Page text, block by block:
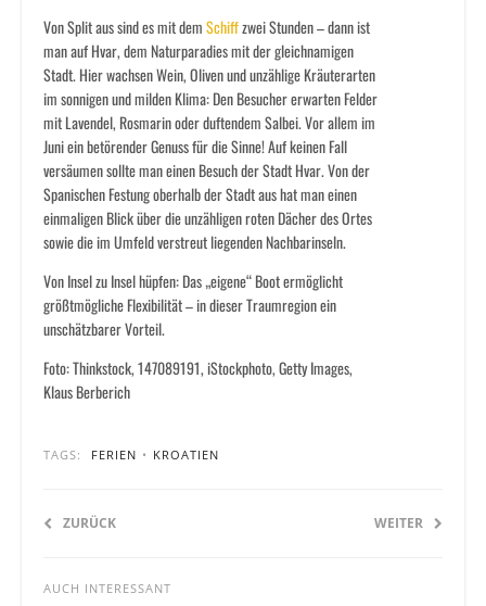
Von Split aus sind es mit demSchiffzwei Stunden – dann ist
man auf Hvar, dem Naturparadies mit der gleichnamigen
Stadt. Hier wachsen Wein, Oliven und unzählige Kräuterarten
im sonnigen und milden Klima: Den Besucher erwarten Felder
mit Lavendel, Rosmarin oder duftendem Salbei. Vor allem im
Juni ein betörender Genuss für die Sinne! Auf keinen Fall
versäumen sollte man einen Besuch der Stadt Hvar. Von der
Spanischen Festung oberhalb der Stadt aus hat man einen
einmaligen Blick über die unzähligen roten Dächer des Ortes
sowie die im Umfeld verstreut liegenden Nachbarinseln.
Von Insel zu Insel hüpfen: Das „eigene“ Boot ermöglicht
größtmögliche Flexibilität – in dieser Traumregion ein
unschätzbarer Vorteil.
Foto: Thinkstock, 147089191, iStockphoto, Getty Images,
Klaus Berberich
TAGS: FERIEN • KROATIEN
ZURÜCK WEITER
AUCH INTERESSANT